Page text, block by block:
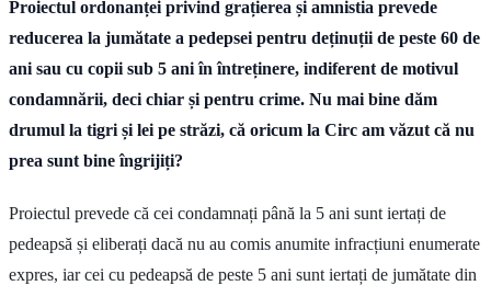
Proiectul ordonanței privind grațierea și amnistia prevede
reducerea la jumătate a pedepsei pentru deținuții de peste 60 de
ani sau cu copii sub 5 ani în întreținere, indiferent de motivul
condamnării, deci chiar și pentru crime. Nu mai bine dăm
drumul la tigri și lei pe străzi, că oricum la Circ am văzut că nu
prea sunt bine îngrijiți?
Proiectul prevede că cei condamnați până la 5 ani sunt iertați de
pedeapsă și eliberați dacă nu au comis anumite infracțiuni enumerate
expres, iar cei cu pedeapsă de peste 5 ani sunt iertați de jumătate din